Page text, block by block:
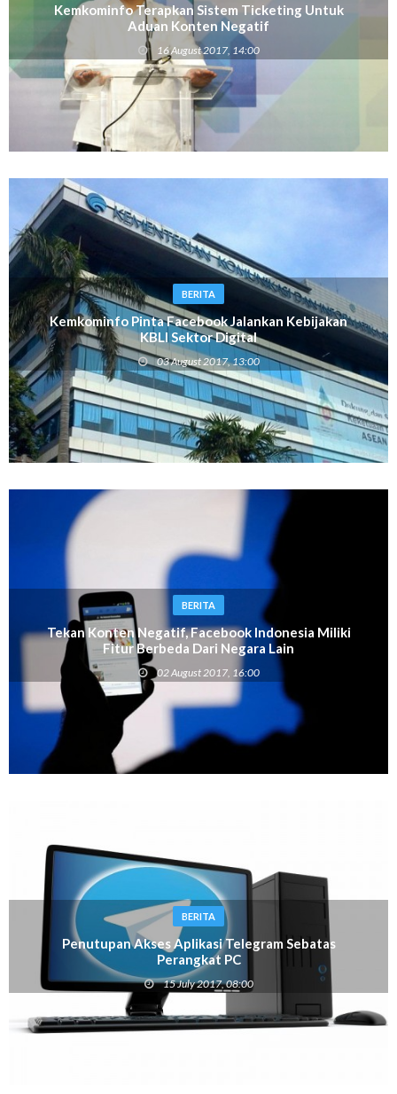
Kemkominfo Terapkan Sistem Ticketing Untuk
Aduan Konten Negatif
16 August 2017, 14:00
BERITA
Kemkominfo Pinta Facebook Jalankan Kebijakan
KBLI Sektor Digital
03 August 2017, 13:00
BERITA
Tekan Konten Negatif, Facebook Indonesia Miliki
Fitur Berbeda Dari Negara Lain
02 August 2017, 16:00
BERITA
Penutupan Akses Aplikasi Telegram Sebatas
Perangkat PC
15 July 2017, 08:00